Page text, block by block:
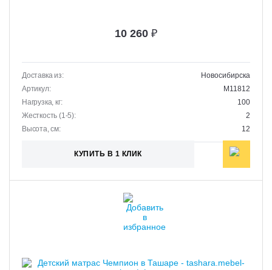
10 260 ₽
Доставка из:
Новосибирска
Артикул:
M11812
Нагрузка, кг:
100
Жесткость (1-5):
2
Высота, см:
12
КУПИТЬ В 1 КЛИК